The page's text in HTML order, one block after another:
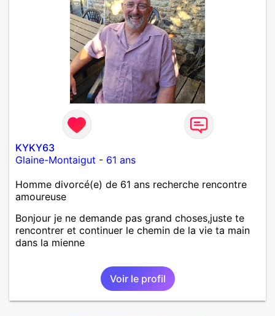
KYKY63
Glaine-Montaigut - 61 ans
Homme divorcé(e) de 61 ans recherche rencontre
amoureuse
Bonjour je ne demande pas grand choses,juste te
rencontrer et continuer le chemin de la vie ta main
dans la mienne
Voir le profil